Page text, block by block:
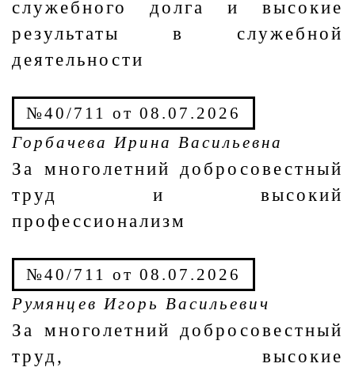
служебного долга и высокие
результаты в служебной
деятельности
№40/711 от 08.07.2026
Горбачева Ирина Васильевна
За многолетний добросовестный
труд и высокий
профессионализм
№40/711 от 08.07.2026
Румянцев Игорь Васильевич
За многолетний добросовестный
труд, высокие